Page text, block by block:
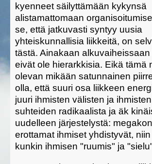
kyenneet säilyttämään kykynsä
alistamattomaan
se, että jatkuvasti syntyy uusia
yhteiskunnallisia liikkeitä, on
tästä. Ainakaan
eivät ole hierarkkisia. Eikä tämä
olevan mikään satunnainen
olla, että suuri osa liikkeen
juuri ihmisten välisten ja
suhteiden radikaalista ja äk
uudelleen järjestelystä:
erottamat ihmiset yhdistyvät,
kunkin ihmisen "ruumis" ja